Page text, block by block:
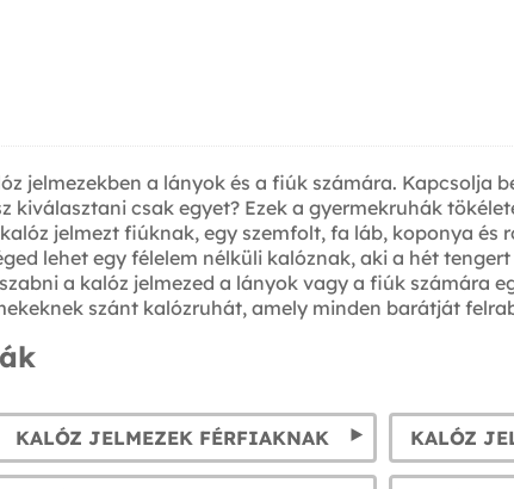
jelmezekben a lányok és a fiúk számára.
kiválasztani csak egyet? Ezek a gyermekruhák
jelmezt fiúknak, egy szemfolt, fa láb, koponya és
lehet egy félelem nélküli kalóznak, aki a hét
a kalóz jelmezed a lányok vagy a fiúk számára
szánt kalózruhát, amely minden barátját
KALÓZ JELMEZEK FÉRFIAKNAK